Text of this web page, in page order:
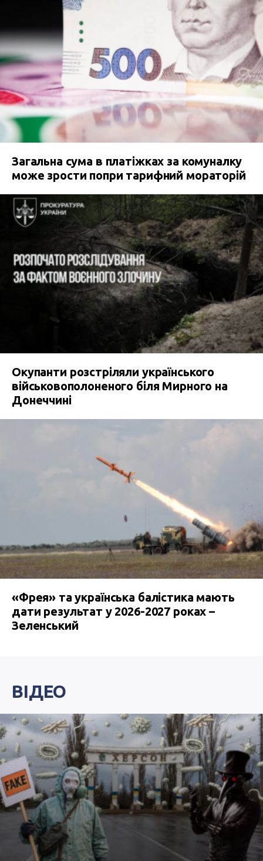
Загальна сума в платіжках за комуналку
може зрости попри тарифний мораторій
Окупанти розстріляли українського
військовополоненого біля Мирного на
Донеччині
«Фрея» та українська балістика мають
дати результат у 2026-2027 роках –
Зеленський
ВІДЕО